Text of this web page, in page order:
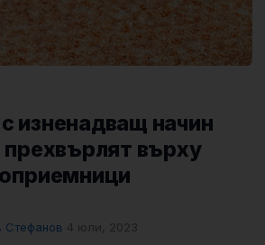
изненадващ начин
върху
Стефанов 4 юли, 2023